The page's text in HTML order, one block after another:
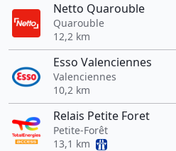
Netto Quarouble
Quarouble
12,2 km
Esso Valenciennes
Valenciennes
10,2 km
Relais Petite Foret
Petite-Forêt
13,1 km